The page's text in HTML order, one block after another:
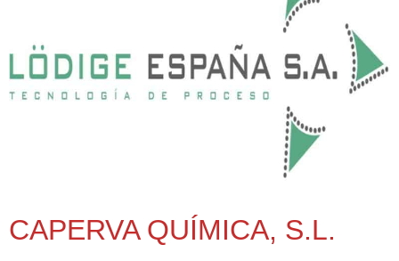
CAPERVA QUÍMICA, S.L.